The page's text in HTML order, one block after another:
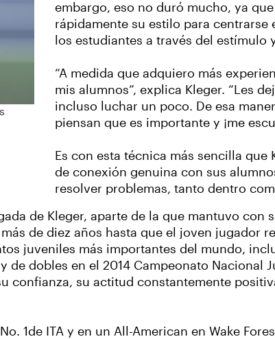
embargo, eso no duró mucho, ya
rápidamente su estilo para
los estudiantes a través del estímulo
“A medida que adquiero más
mis alumnos”, explica Kleger. “Les
incluso luchar un poco. De esa
piensan que es importante y ¡me
Es con esta técnica más sencilla
de conexión genuina con sus
resolver problemas, tanto dentro
de Kleger, aparte de la que mantuvo con
de diez años hasta que el joven jugador
juveniles más importantes del mundo,
dobles en el 2014 Campeonato Nacional
confianza, su actitud constantemente
1de ITA y en un All-American en Wake